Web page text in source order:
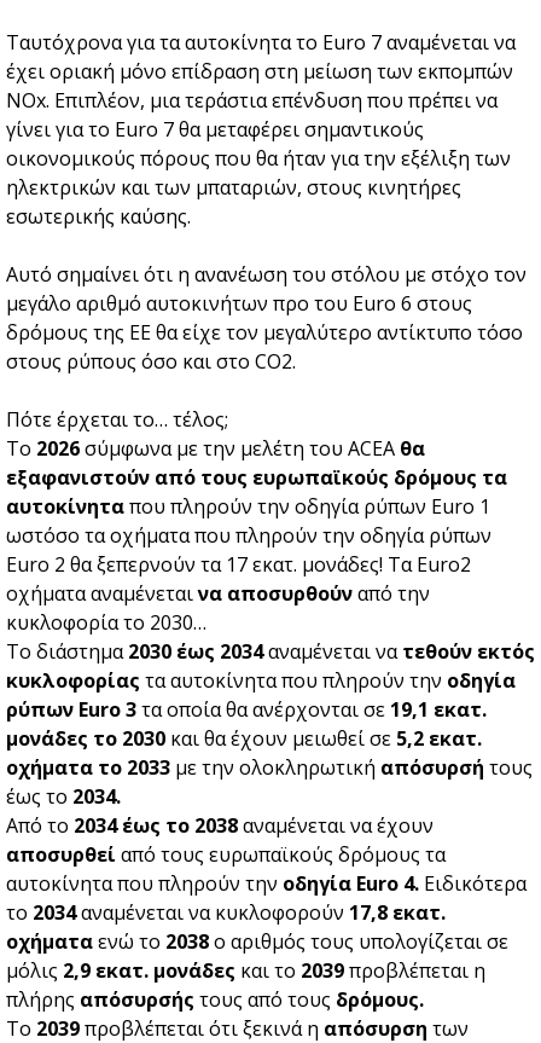
Ταυτόχρονα για τα αυτοκίνητα το Euro 7 αναμένεται να
έχει οριακή μόνο επίδραση στη μείωση των εκπομπών
NOx. Επιπλέον, μια τεράστια επένδυση που πρέπει να
γίνει για το Euro 7 θα μεταφέρει σημαντικούς
οικονομικούς πόρους που θα ήταν για την εξέλιξη των
ηλεκτρικών και των μπαταριών, στους κινητήρες
εσωτερικής καύσης.
Αυτό σημαίνει ότι η ανανέωση του στόλου με στόχο τον
μεγάλο αριθμό αυτοκινήτων προ του Euro 6 στους
δρόμους της ΕΕ θα είχε τον μεγαλύτερο αντίκτυπο τόσο
στους ρύπους όσο και στο CO2.
Πότε έρχεται το… τέλος;
Το 2026σύμφωνα με την μελέτη του ACEA θα
εξαφανιστούν από τους ευρωπαϊκούς δρόμους τα
αυτοκίνηταπου πληρούν την οδηγία ρύπων Euro 1
ωστόσο τα οχήματα που πληρούν την οδηγία ρύπων
Euro 2 θα ξεπερνούν τα 17 εκατ. μονάδες! Τα Euro2
οχήματα αναμένεταινα αποσυρθούναπό την
κυκλοφορία το 2030…
Το διάστημα2030 έως 2034αναμένεται νατεθούν εκτός
κυκλοφορίας τα αυτοκίνητα που πληρούν την οδηγία
ρύπων Euro 3τα οποία θα ανέρχονται σε 19,1 εκατ.
μονάδες το 2030 και θα έχουν μειωθεί σε 5,2 εκατ.
οχήματα το 2033 με την ολοκληρωτική απόσυρσή τους
έως το 2034.
Από το 2034 έως το 2038αναμένεται να έχουν
αποσυρθεί από τους ευρωπαϊκούς δρόμους τα
αυτοκίνητα που πληρούν την οδηγία Euro 4. Ειδικότερα
το 2034αναμένεται να κυκλοφορούν 17,8 εκατ.
οχήματαενώ το 2038ο αριθμός τους υπολογίζεται σε
μόλις 2,9 εκατ. μονάδες και το 2039προβλέπεται η
πλήρης απόσυρσής τους από τους δρόμους.
Το 2039προβλέπεται ότι ξεκινά η απόσυρση των